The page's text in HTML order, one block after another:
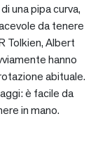
una pipa curva,
da tenere
Tolkien, Albert
hanno
abituale.
è facile da
in mano.